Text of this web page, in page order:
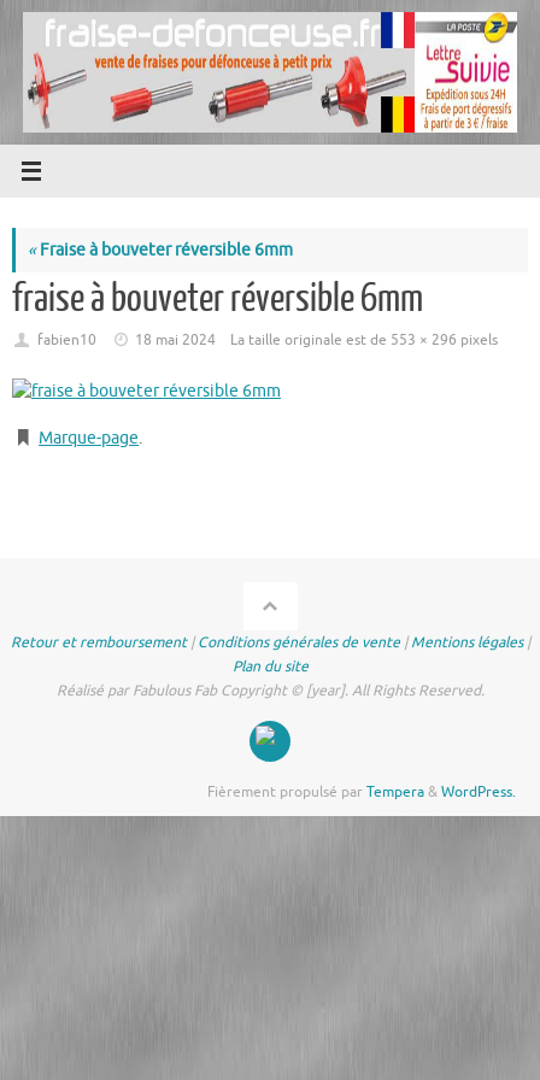
Passer
contenu
«Fraise à bouveter réversible 6mm
fraise à bouveter réversible 6mm
fabien10 18 mai 2024 La taille originale est de 553 × 296 pixels
Marque-page.
Retour et remboursement|Conditions générales de vente|Mentions légales|
Plan du site
Réalisé par Fabulous Fab Copyright © [year]. All Rights Reserved.
Fièrement propulsé parTempera&WordPress.